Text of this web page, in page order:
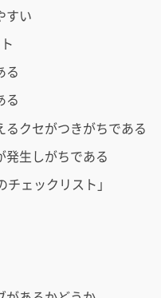
すい
る
る
クセがつきがちである
生しがちである
ェックリスト」